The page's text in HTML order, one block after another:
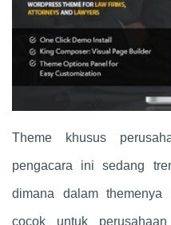
Theme khusus
pengacara ini sedang
dimana dalam themenya
cocok untuk